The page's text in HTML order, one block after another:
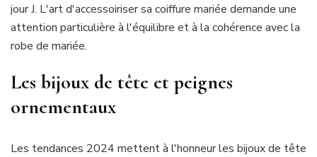
jour J. L'art d'accessoiriser sa coiffure mariée demande une
attention particulière à l'équilibre et à la cohérence avec la
robe de mariée.
Les bijoux de tête et peignes
ornementaux
Les tendances 2024 mettent à l'honneur les bijoux de tête